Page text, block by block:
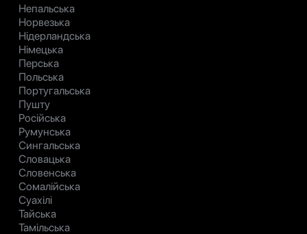
Непальська
Норвезька
Нідерландська
Німецька
Перська
Польська
Португальська
Пушту
Російська
Румунська
Сингальська
Словацька
Словенська
Сомалійська
Суахілі
Тайська
Тамільська